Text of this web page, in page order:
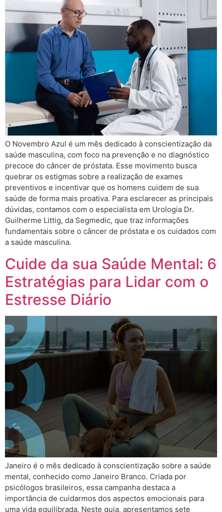
O Novembro Azul é um mês dedicado à conscientização da
saúde masculina, com foco na prevenção e no diagnóstico
precoce do câncer de próstata. Esse movimento busca
quebrar os estigmas sobre a realização de exames
preventivos e incentivar que os homens cuidem de sua
saúde de forma mais proativa. Para esclarecer as principais
dúvidas, contamos com o especialista em Urologia Dr.
Guilherme Littig, da Segmedic, que traz informações
fundamentais sobre o câncer de próstata e os cuidados com
a saúde masculina.
Cuide da sua Saúde Mental: 6
Estratégias para Lidar com o
Estresse Diário
Janeiro é o mês dedicado à conscientização sobre a saúde
mental, conhecido como Janeiro Branco. Criada por
psicólogos brasileiros, essa campanha destaca a
importância de cuidarmos dos aspectos emocionais para
uma vida equilibrada. Neste guia, apresentamos sete